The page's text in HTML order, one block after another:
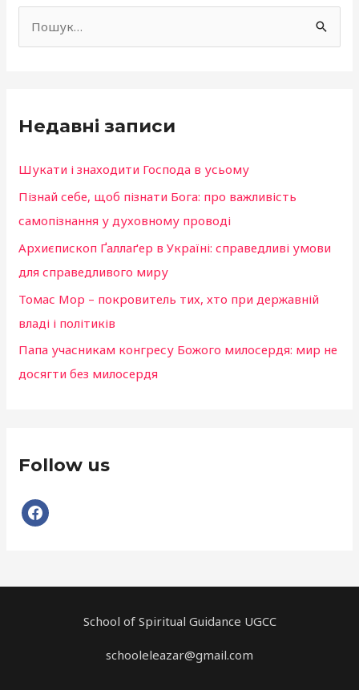
т
:
Недавні записи
Шукати і знаходити Господа в усьому
Пізнай себе, щоб пізнати Бога: про важливість
самопізнання у духовному проводі
Архиєпископ Ґаллаґер в Україні: справедливі умови
для справедливого миру
Томас Мор – покровитель тих, хто при державній
владі і політиків
Папа учасникам конгресу Божого милосердя: мир не
досягти без милосердя
Follow us
o
School of Spiritual Guidance UGCC
schooleleazar@gmail.com